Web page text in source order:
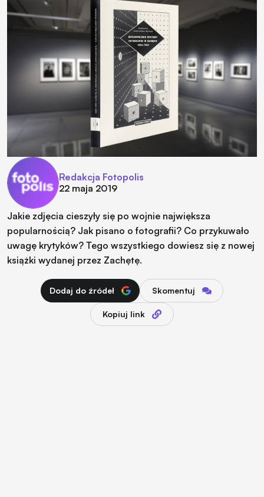
Redakcja Fotopolis
22 maja 2019
Jakie zdjęcia cieszyły się po wojnie największa
popularnością? Jak pisano o fotografii? Co przykuwało
uwagę krytyków? Tego wszystkiego dowiesz się z nowej
książki wydanej przez Zachętę.
Dodaj do źródeł Skomentuj
Kopiuj link